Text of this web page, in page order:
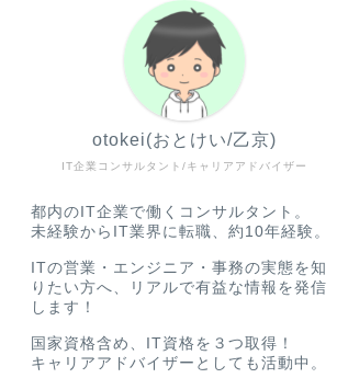
IT企業コンサルタント/キャリアアドバイザー
otokei(おとけい/乙京)
都内のIT企業で働くコンサルタント。
未経験からIT業界に転職、約10年経験。
ITの営業・エンジニア・事務の実態を知
りたい方へ、リアルで有益な情報を発信
します！
国家資格含め、IT資格を３つ取得！
キャリアアドバイザーとしても活動中。